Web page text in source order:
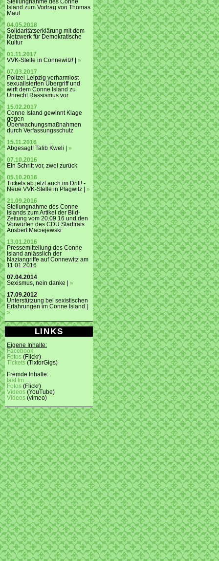
Stellungnahme des Conne
Island zum Vortrag von Thomas
Maul
04.05.2018
Solidaritätserklärung mit dem
Netzwerk für Demokratische
Kultur
01.11.2017
VVK-Stelle in Connewitz! | »
07.03.2017
Polizei Leipzig verharmlost
sexualisierten Übergriff und
wirft dem Conne Island zu
Unrecht Rassismus vor
15.02.2017
Conne Island gewinnt Klage
gegen
Überwachungsmaßnahmen
durch Verfassungsschutz
15.11.2016
Abgesagt! Talib Kweli | »
07.10.2016
Ein Schritt vor, zwei zurück
05.10.2016
Tickets ab jetzt auch im Drift! -
Neue VVK-Stelle in Plagwitz | »
21.09.2016
Stellungnahme des Conne
Islands zum Artikel der Bild-
Zeitung vom 20.09.16 und den
Vorwürfen des CDU Stadtrats
Ansbert Maciejewski
13.01.2016
Pressemitteilung des Conne
Island anlässlich der
Naziangriffe auf Connewitz am
11.01.2016
07.04.2014
Sexismus, nein danke | »
17.09.2012
Unterstützung bei sexistischen
Erfahrungen im Conne Island |
»
LINKS
Eigene Inhalte:
Facebook
Fotos (Flickr)
Tickets (TixforGigs)
Fremde Inhalte:
last.fm
Fotos (Flickr)
Videos (YouTube)
Videos (vimeo)